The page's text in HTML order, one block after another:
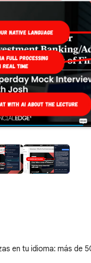
en tu idioma: más de